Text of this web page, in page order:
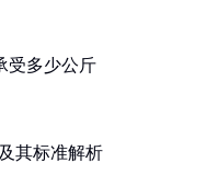
受多少公斤
其标准解析